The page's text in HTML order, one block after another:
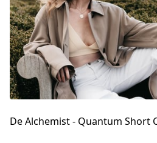
De Alchemist - Quantum Short